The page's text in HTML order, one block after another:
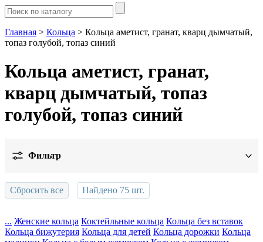
Главная > Кольца > Кольца аметист, гранат, кварц дымчатый,
топаз голубой, топаз синий
Кольца аметист, гранат,
кварц дымчатый, топаз
голубой, топаз синий
Фильтр
Цена
Дизайн
Сбросить все Найдено 75 шт.
... Женские кольца Коктейльные кольца Кольца без вставок
Кольца бижутерия Кольца для детей Кольца дорожки Кольца